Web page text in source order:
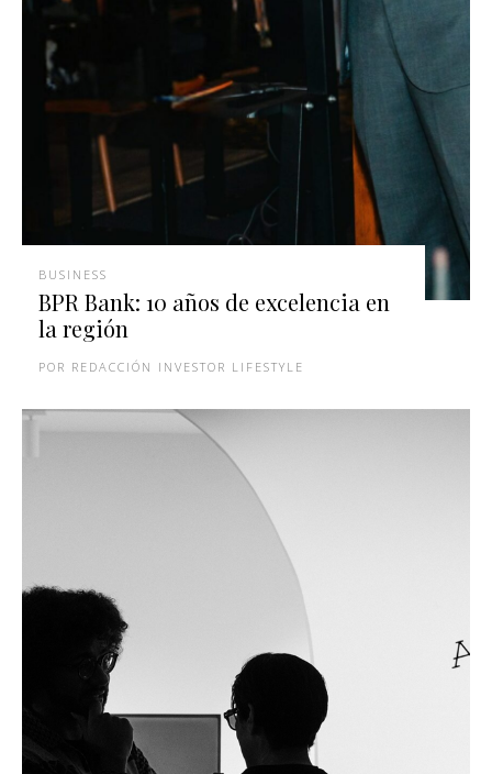
BUSINESS
BPR Bank: 10 años de excelencia en
la región
REDACCIÓN INVESTOR LIFESTYLE